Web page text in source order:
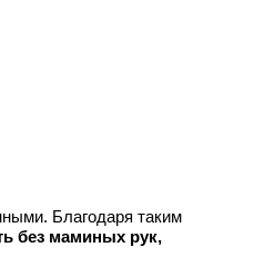
Благодаря таким
без маминых рук,